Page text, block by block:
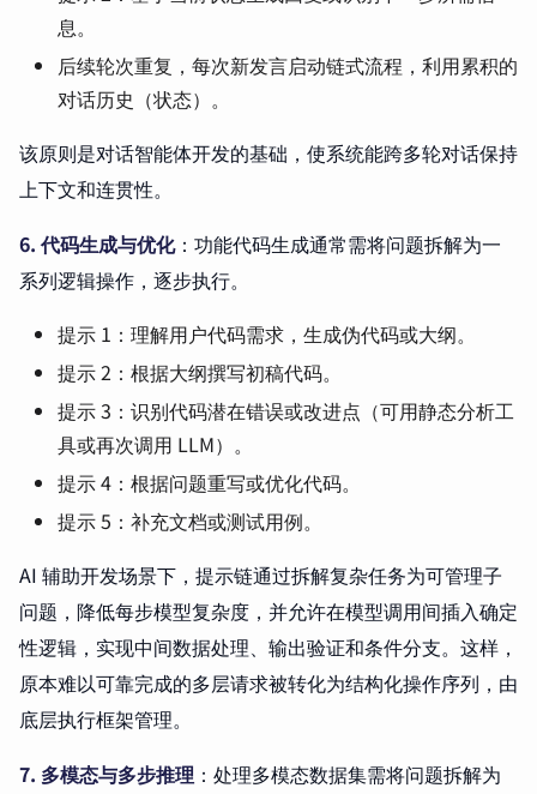
息。
后续轮次重复，每次新发言启动链式流程，利用累积的
对话历史（状态）。
该原则是对话智能体开发的基础，使系统能跨多轮对话保持
上下文和连贯性。
6. 代码生成与优化：功能代码生成通常需将问题拆解为一
系列逻辑操作，逐步执行。
提示 1：理解用户代码需求，生成伪代码或大纲。
提示 2：根据大纲撰写初稿代码。
提示 3：识别代码潜在错误或改进点（可用静态分析工
具或再次调用 LLM）。
提示 4：根据问题重写或优化代码。
提示 5：补充文档或测试用例。
AI 辅助开发场景下，提示链通过拆解复杂任务为可管理子
问题，降低每步模型复杂度，并允许在模型调用间插入确定
性逻辑，实现中间数据处理、输出验证和条件分支。这样，
原本难以可靠完成的多层请求被转化为结构化操作序列，由
底层执行框架管理。
7. 多模态与多步推理 ：处理多模态数据集需将问题拆解为